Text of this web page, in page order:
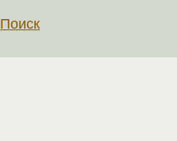
Поиск